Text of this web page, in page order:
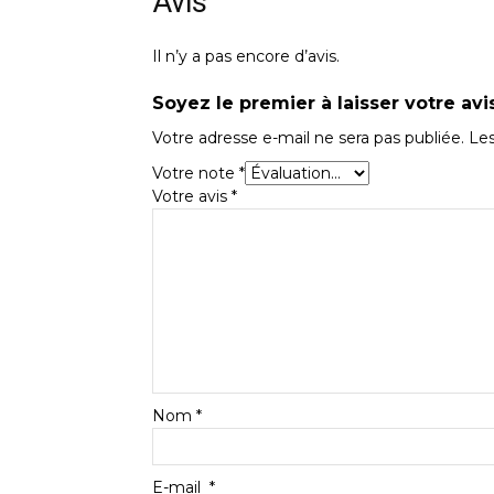
Il n’y a pas encore d’avis.
Soyez le premier à laisser votre
Votre adresse e-mail ne sera pas publiée.
Votre note *
Votre avis *
Nom *
E-mail *